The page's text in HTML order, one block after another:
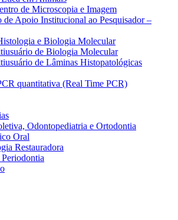
de Microscopia e Imagem
de Apoio Institucional ao Pesquisador –
e Biologia Molecular
de Biologia Molecular
de Lâminas Histopatológicas
quantitativa (Real Time PCR)
Odontopediatria e Ortodontia
Oral
Restauradora
Periodontia